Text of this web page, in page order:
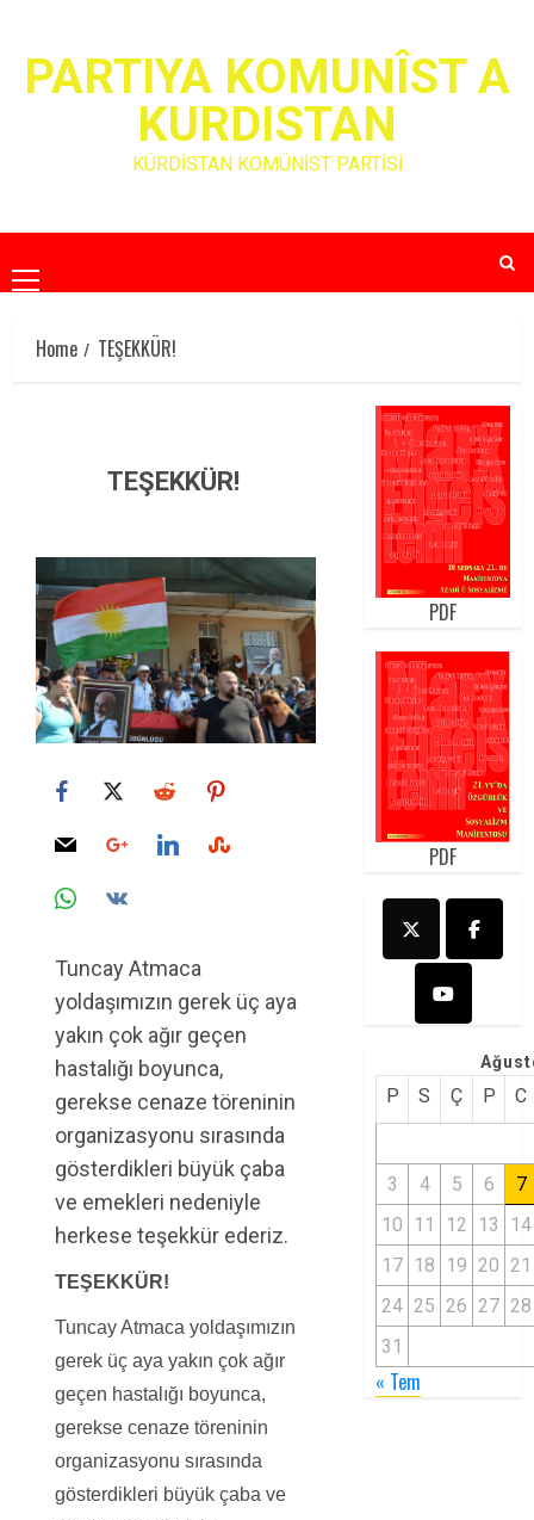
contentPARTIYA KOMUNÎST A
KURDISTAN
KÜRDİSTAN KOMÜNİST PARTİSİ
Primary
Menu
Home
TEŞEKKÜR!
TEŞEKKÜR!
Tuncay Atmaca
yoldaşımızın gerek üç aya
yakın çok ağır geçen
hastalığı boyunca,
gerekse cenaze töreninin
organizasyonu sırasında
gösterdikleri büyük çaba
ve emekleri nedeniyle
herkese teşekkür ederiz.
TEŞEKKÜR!
Tuncay Atmaca yoldaşımızın
gerek üç aya yakın çok ağır
geçen hastalığı boyunca,
gerekse cenaze töreninin
organizasyonu sırasında
gösterdikleri büyük çaba ve
PDF
PDF
P S Ç P C
3 4 5 6
7
10 11 12 13
14
17 18 19 20 21
24 25 26 27 28
31
« Tem